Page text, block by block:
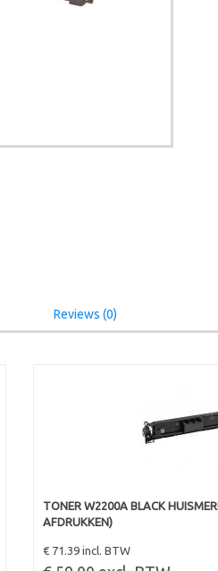
Reviews (0)
TONER W2200A BLACK
AFDRUKKEN)
€ 71.39 incl. BTW